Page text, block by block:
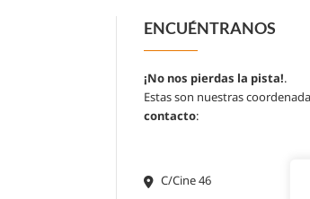
ENCUÉNTRANOS
¡No nos pierdas la pista!.
Estas son nuestras
contacto:
C/Cine 46